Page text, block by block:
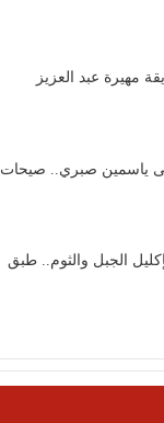
مهيرة عبد العزيز
ياسمين صبري.. صيحات
الجبل والثوم.. طبق